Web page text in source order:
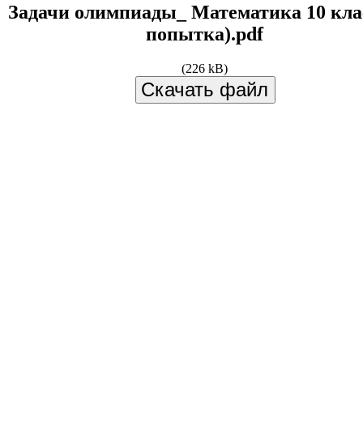
Задачи олимпиады_ Математика 10
попытка).pdf
(226 kB)
Скачать файл